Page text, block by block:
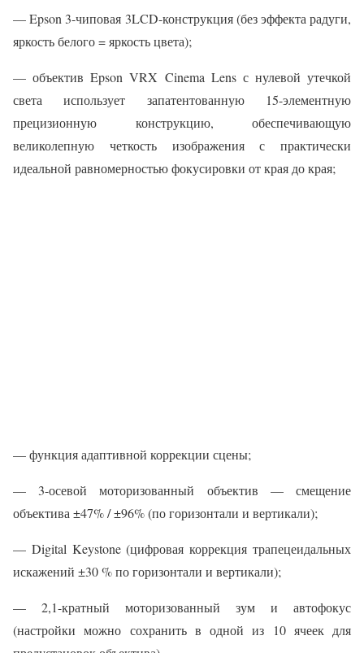
— Epson 3-чиповая 3LCD-конструкция (без эффекта радуги,
яркость белого = яркость цвета);
— объектив Epson VRX Cinema Lens с нулевой утечкой
света использует запатентованную 15-элементную
прецизионную конструкцию, обеспечивающую
великолепную четкость изображения с практически
идеальной равномерностью фокусировки от края до края;
— функция адаптивной коррекции сцены;
— 3-осевой моторизованный объектив — смещение
объектива ±47% / ±96% (по горизонтали и вертикали);
— Digital Keystone (цифровая коррекция трапецеидальных
искажений ±30 % по горизонтали и вертикали);
— 2,1-кратный моторизованный зум и автофокус
(настройки можно сохранить в одной из 10 ячеек для